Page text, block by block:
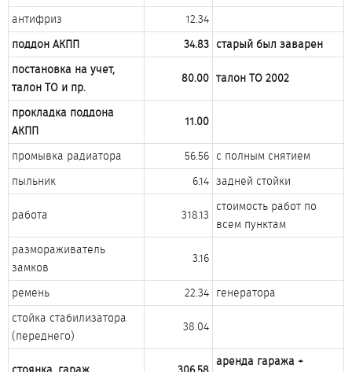
антифриз​
12.34​
поддон АКПП
34.83 старый был заварен
постановка на учет,
талон ТО и пр.
80.00 талон ТО 2002
прокладка поддона
АКПП
11.00
промывка радиатора​ 56.56​ с полным снятием​
пыльник​
6.14​ задней стойки​
работа​ 318.13​
стоимость работ по
всем пунктам​
размораживатель
замков​
3.16​
ремень​ 22.34​ генератора​
стойка стабилизатора
(переднего)​
38.04​
аренда гаража +